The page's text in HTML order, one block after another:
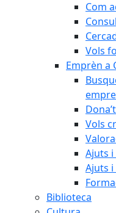
Com
Vols
Emprèn a
Vols
Ajuts i
Ajuts
Biblioteca